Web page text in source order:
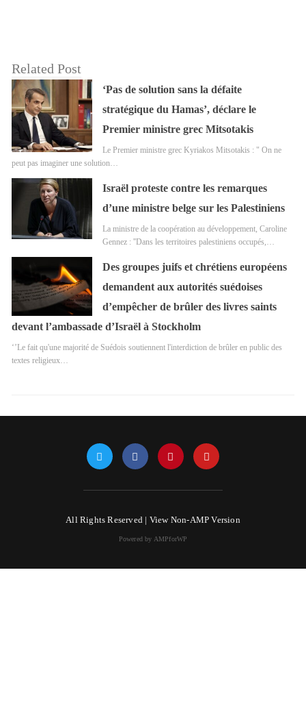
Related Post
‘Pas de solution sans la défaite
stratégique du Hamas’, déclare le
Premier ministre grec Mitsotakis
Le Premier ministre grec Kyriakos Mitsotakis : " On ne
peut pas imaginer une solution…
Israël proteste contre les remarques
d’une ministre belge sur les Palestiniens
La ministre de la coopération au développement, Caroline
Gennez : ''Dans les territoires palestiniens occupés,…
Des groupes juifs et chrétiens européens
demandent aux autorités suédoises
d’empêcher de brûler des livres saints
devant l’ambassade d’Israël à Stockholm
‘’Le fait qu'une majorité de Suédois soutiennent l'interdiction de brûler en public des
textes religieux…
All Rights Reserved | View Non-AMP Version
Powered by AMPforWP